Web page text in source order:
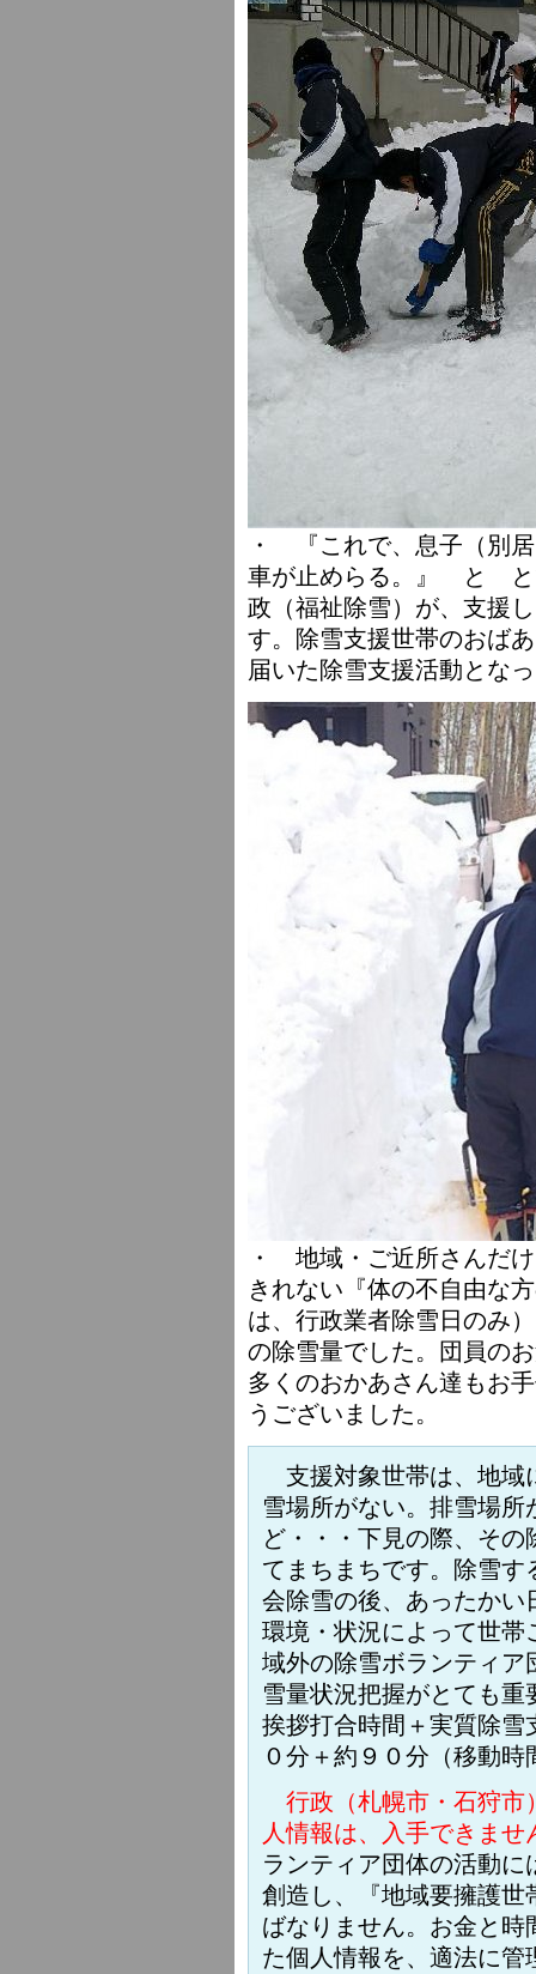
・ 『これで、息子（別
車が止めらる。』 と と
政（福祉除雪）が、支援
す。除雪支援世帯のおば
届いた除雪支援活動とな
・ 地域・ご近所さんだ
きれない『体の不自由な
は、行政業者除雪日のみ
の除雪量でした。団員の
多くのおかあさん達もお
うございました。
支援対象世帯は、地域
雪場所がない。排雪場
ど・・・下見の際、そ
てまちまちです。除雪
会除雪の後、あったか
環境・状況によって世
域外の除雪ボランティ
雪量状況把握がとても
挨拶打合時間＋実質除
０分＋約９０分（移動時
行政（札幌市・石狩市
人情報は、入手できませ
ランティア団体の活動
創造し、『地域要擁護
ばなりません。お金と
た個人情報を、適法に